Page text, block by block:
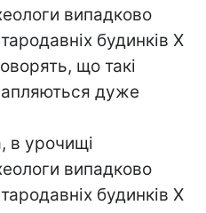
випадково
будинків Х
що такі
дуже
в урочищі
випадково
будинків Х